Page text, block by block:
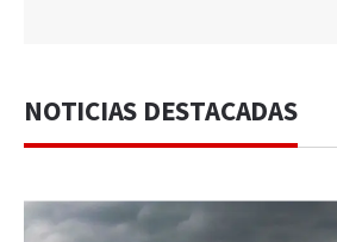
NOTICIAS DESTACADAS